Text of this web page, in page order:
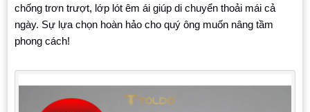
chống trơn trượt, lớp lót êm ái giúp di chuyển thoải mái cả
ngày. Sự lựa chọn hoàn hảo cho quý ông muốn nâng tầm
phong cách!